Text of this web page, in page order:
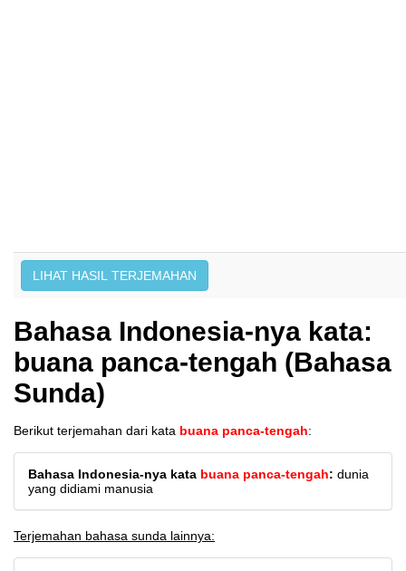
Bahasa Indonesia-nya kata:
buana panca-tengah (Bahasa
Sunda)
Berikut terjemahan dari kata buana panca-tengah:
Bahasa Indonesia-nya kata buana panca-tengah: dunia
yang didiami manusia
Terjemahan bahasa sunda lainnya: